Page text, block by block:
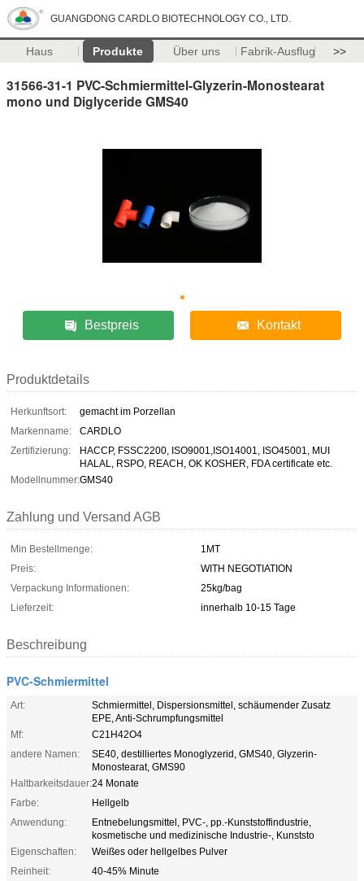
GUANGDONG CARDLO BIOTECHNOLOGY CO., LTD.
Haus Produkte Über uns Fabrik-Ausflug >>
31566-31-1 PVC-Schmiermittel-Glyzerin-Monostearat
mono und Diglyceride GMS40
Bestpreis Kontakt
Produktdetails
Herkunftsort:
gemacht im Porzellan
Markenname:
CARDLO
Zertifizierung:
HACCP, FSSC2200, ISO9001,ISO14001, ISO45001, MUI
HALAL, RSPO, REACH, OK KOSHER, FDA certificate etc.
Modellnummer:GMS40
Zahlung und Versand AGB
Min Bestellmenge:
1MT
Preis:
WITH NEGOTIATION
Verpackung Informationen:
25kg/bag
Lieferzeit:
innerhalb 10-15 Tage
Beschreibung
PVC-Schmiermittel
Art:
Schmiermittel, Dispersionsmittel, schäumender Zusatz
EPE, Anti-Schrumpfungsmittel
Mf:
C21H42O4
andere Namen:
SE40, destilliertes Monoglyzerid, GMS40, Glyzerin-
Monostearat, GMS90
Haltbarkeitsdauer:24 Monate
Farbe:
Hellgelb
Anwendung:
Entnebelungsmittel, PVC-, pp.-Kunststoffindustrie,
kosmetische und medizinische Industrie-, Kunststo
Eigenschaften:
Weißes oder hellgelbes Pulver
Reinheit:
40-45% Minute